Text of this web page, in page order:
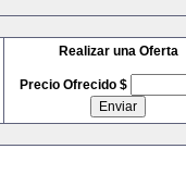
Realizar una Oferta
Precio Ofrecido $